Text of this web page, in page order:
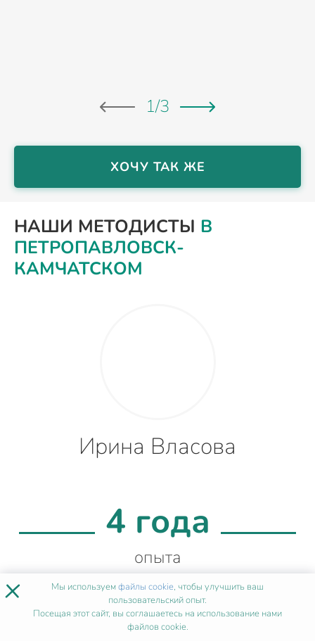
1/3
ХОЧУ ТАК ЖЕ
НАШИ МЕТОДИСТЫ В
ПЕТРОПАВЛОВСК-
КАМЧАТСКОМ
Ирина Власова
4 года
опыта
99%
× Мы используемфайлы cookie, чтобы улучшить ваш
пользовательский опыт.
Посещая этот сайт, вы соглашаетесь на использование нами
файлов cookie.